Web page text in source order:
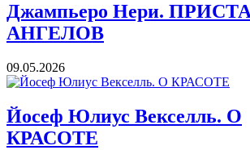
Джампьеро Нери.
АНГЕЛОВ
09.05.2026
Йосеф Юлиус Векселль. О
КРАСОТЕ